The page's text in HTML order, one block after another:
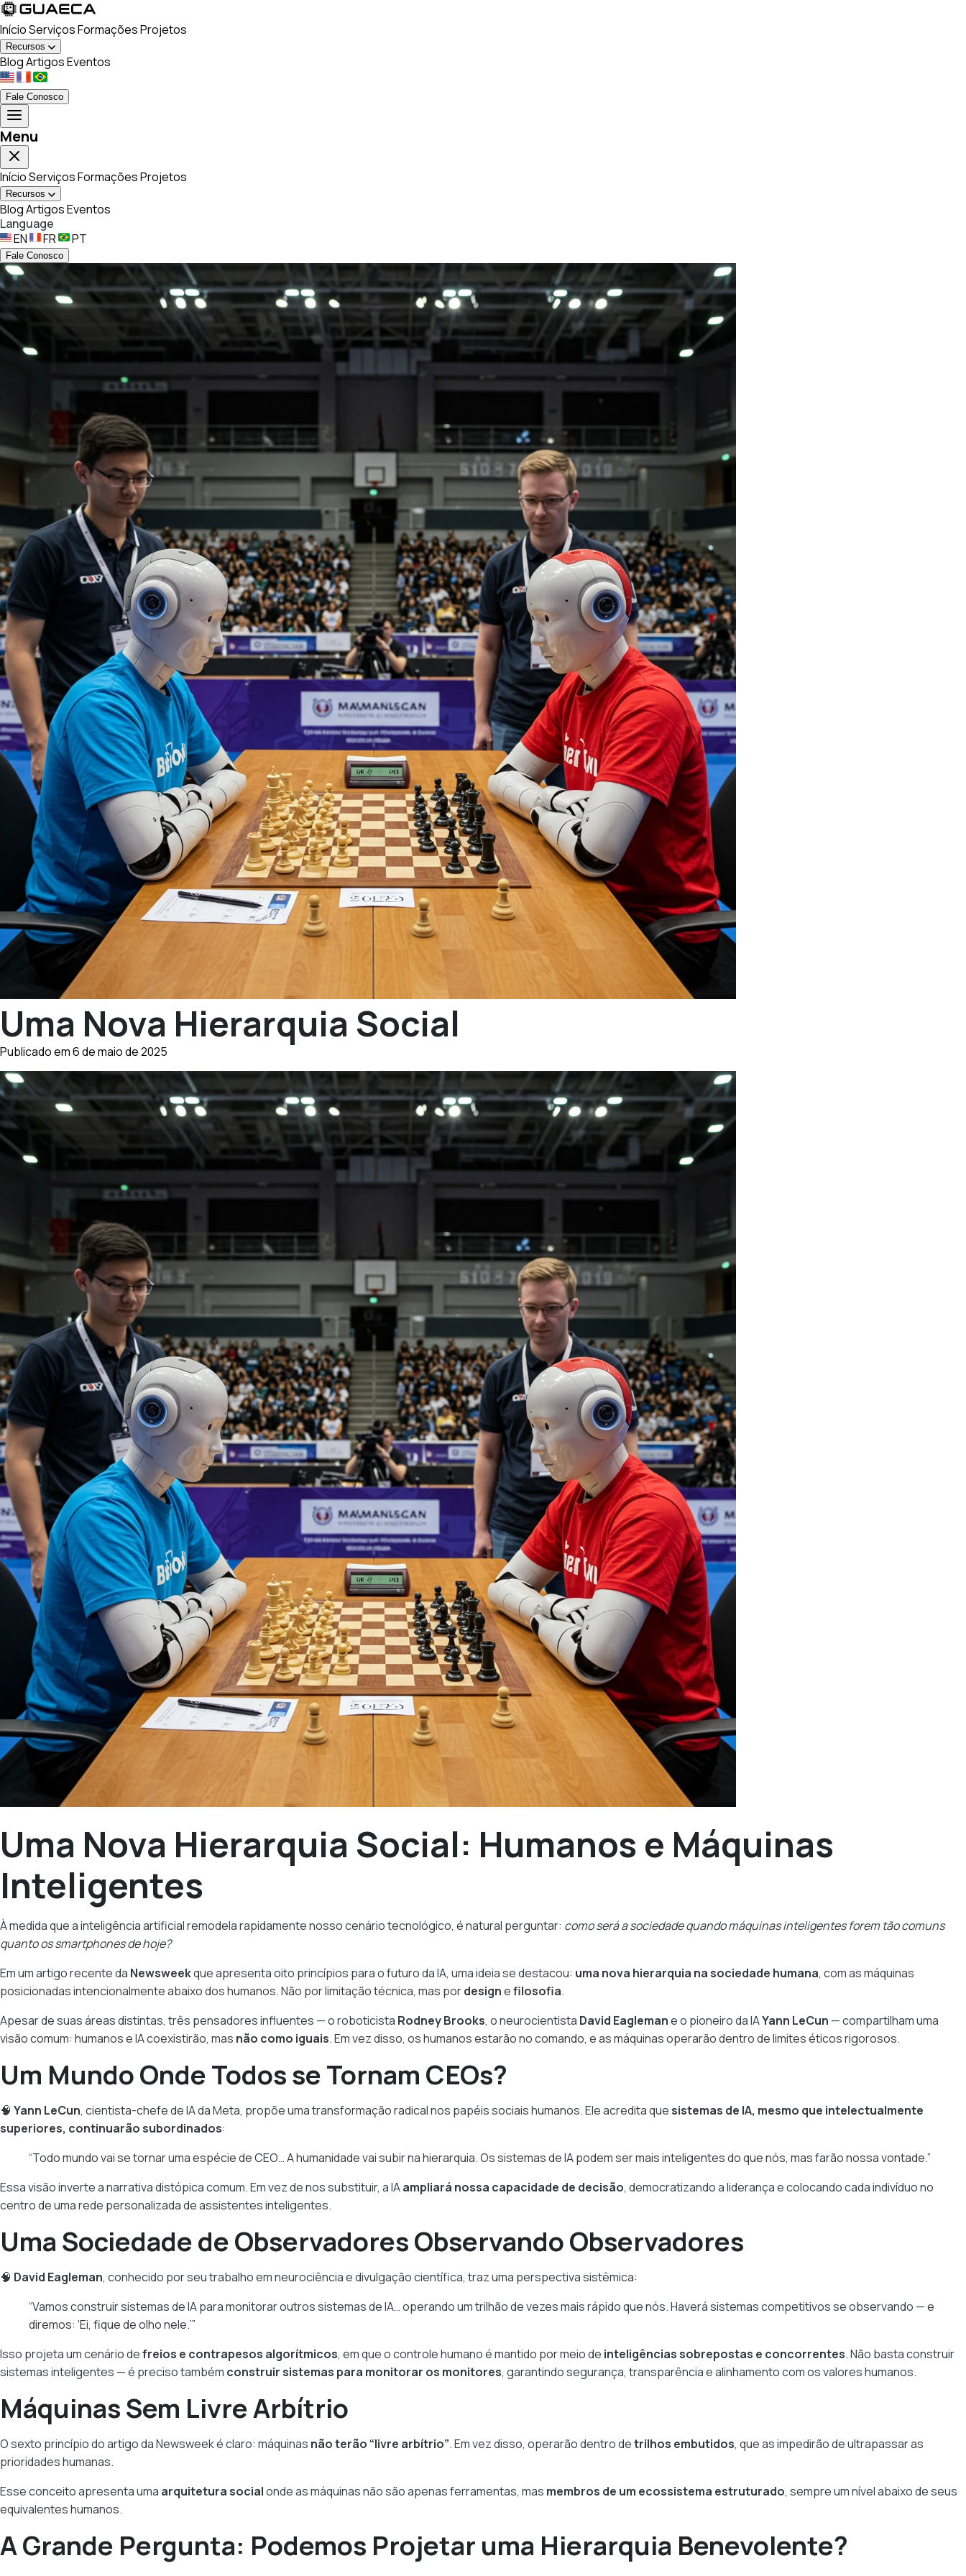
InícioServiçosFormaçõesProjetos
Recursos
BlogArtigosEventos
Fale Conosco
Menu
InícioServiçosFormaçõesProjetos
Recursos
BlogArtigosEventos
Language
EN
FR PT
Fale Conosco
Uma Nova Hierarquia Social
Publicado em 6 de maio de 2025
Uma Nova Hierarquia Social: Humanos e Máquinas
Inteligentes
À medida que a inteligência artificial remodela rapidamente nosso cenário tecnológico, é natural perguntar: como será a sociedade quando máquinas inteligentes forem tão comuns
quanto os smartphones de hoje?
Em um artigo recente da Newsweekque apresenta oito princípios para o futuro da IA, uma ideia se destacou: uma nova hierarquia na sociedade humana, com as máquinas
posicionadas intencionalmente abaixo dos humanos. Não por limitação técnica, mas pordesignefilosofia.
Apesar de suas áreas distintas, três pensadores influentes — o roboticista Rodney Brooks, o neurocientista David Eaglemane o pioneiro da IAYann LeCun — compartilham uma
visão comum: humanos e IA coexistirão, mas não como iguais. Em vez disso, os humanos estarão no comando, e as máquinas operarão dentro de limites éticos rigorosos.
Um Mundo Onde Todos se Tornam CEOs?
🧠 Yann LeCun, cientista-chefe de IA da Meta, propõe uma transformação radical nos papéis sociais humanos. Ele acredita quesistemas de IA, mesmo que intelectualmente
superiores, continuarão subordinados:
“Todo mundo vai se tornar uma espécie de CEO… A humanidade vai subir na hierarquia. Os sistemas de IA podem ser mais inteligentes do que nós, mas farão nossa vontade.”
Essa visão inverte a narrativa distópica comum. Em vez de nos substituir, a IAampliará nossa capacidade de decisão, democratizando a liderança e colocando cada indivíduo no
centro de uma rede personalizada de assistentes inteligentes.
Uma Sociedade de Observadores Observando Observadores
🧠 David Eagleman, conhecido por seu trabalho em neurociência e divulgação científica, traz uma perspectiva sistêmica:
“Vamos construir sistemas de IA para monitorar outros sistemas de IA… operando um trilhão de vezes mais rápido que nós. Haverá sistemas competitivos se observando — e
diremos: ‘Ei, fique de olho nele.’”
Isso projeta um cenário defreios e contrapesos algorítmicos, em que o controle humano é mantido por meio de inteligências sobrepostas e concorrentes. Não basta construir
sistemas inteligentes — é preciso também construir sistemas para monitorar os monitores, garantindo segurança, transparência e alinhamento com os valores humanos.
Máquinas Sem Livre Arbítrio
O sexto princípio do artigo da Newsweek é claro: máquinas não terão “livre arbítrio”. Em vez disso, operarão dentro detrilhos embutidos, que as impedirão de ultrapassar as
prioridades humanas.
Esse conceito apresenta uma arquitetura socialonde as máquinas não são apenas ferramentas, mas membros de um ecossistema estruturado, sempre um nível abaixo de seus
equivalentes humanos.
A Grande Pergunta: Podemos Projetar uma Hierarquia Benevolente?